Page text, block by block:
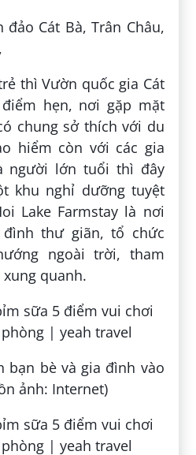
Cát Bà, Trân Châu,
thì Vườn quốc gia Cát
hẹn, nơi gặp mặt
chung sở thích với du
hiểm còn với các gia
người lớn tuổi thì đây
khu nghỉ dưỡng tuyệt
Lake Farmstay là nơi
thư giãn, tổ chức
ngoài trời, tham
quanh.
bạn bè và gia đình vào
ảnh: Internet)